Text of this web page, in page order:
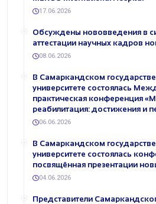
17.06.2026
Обсуждены нововведения в
аттестации научных кадров
08.06.2026
В Самаркандском
университете состоялась
практическая конференция
реабилитация: достижения и
06.06.2026
В Самаркандском
университете состоялась
посвящённая презентации
04.06.2026
Представители